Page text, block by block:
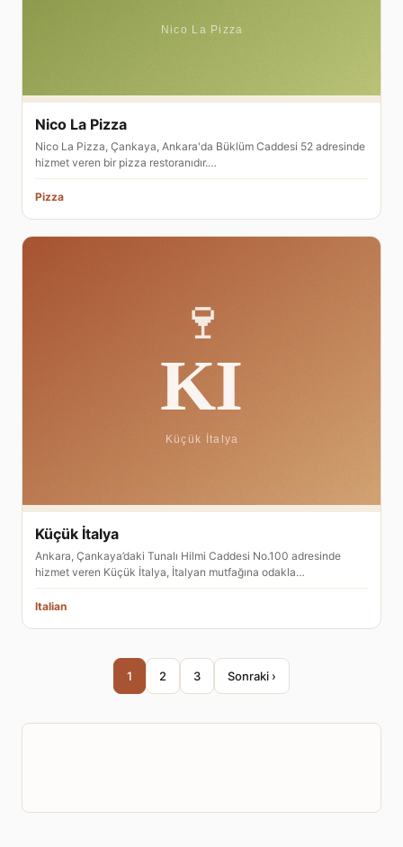
Nico La Pizza
Nico La Pizza, Çankaya, Ankara'da Büklüm Caddesi 52 adresinde
hizmet veren bir pizza restoranıdır.…
Pizza
Küçük İtalya
Ankara, Çankaya’daki Tunalı Hilmi Caddesi No.100 adresinde
hizmet veren Küçük İtalya, İtalyan mutfağına odakla…
Italian
1 2 3 Sonraki ›